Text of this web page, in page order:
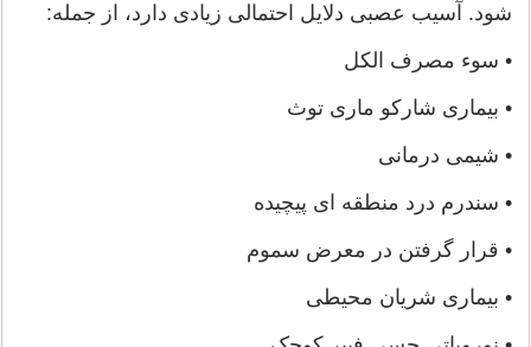
شود. آسیب عصبی دلایل احتمالی زیادی دارد، از جمله:
• سوء مصرف الکل
• بیماری شارکو ماری توث
• شیمی درمانی
• سندرم درد منطقه ای پیچیده
• قرار گرفتن در معرض سموم
• بیماری شریان محیطی